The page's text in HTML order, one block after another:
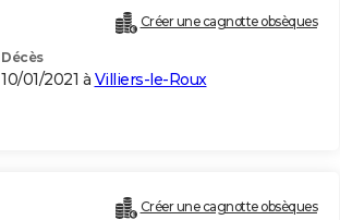
Créer une cagnotte obsèques
Décès
10/01/2021 à Villiers-le-Roux
Créer une cagnotte obsèques